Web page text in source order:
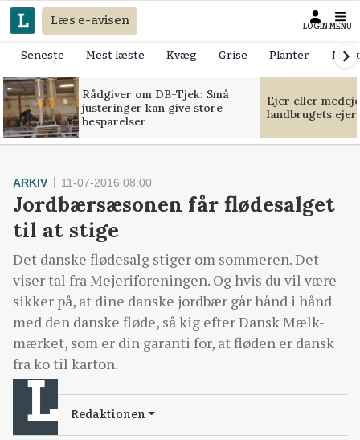
Læs e-avisen LOGIN MENU
Seneste Mest læste Kvæg Grise Planter
Rådgiver om DB-Tjek: Små
justeringer kan give store
besparelser
Ejer eller
landbrugets
ARKIV 11-07-2016 08:00
Jordbærsæsonen får flødesalget
til at stige
Det danske flødesalg stiger om sommeren. Det
viser tal fra Mejeriforeningen. Og hvis du vil være
sikker på, at dine danske jordbær går hånd i hånd
med den danske fløde, så kig efter Dansk Mælk-
mærket, som er din garanti for, at fløden er dansk
fra ko til karton.
Redaktionen